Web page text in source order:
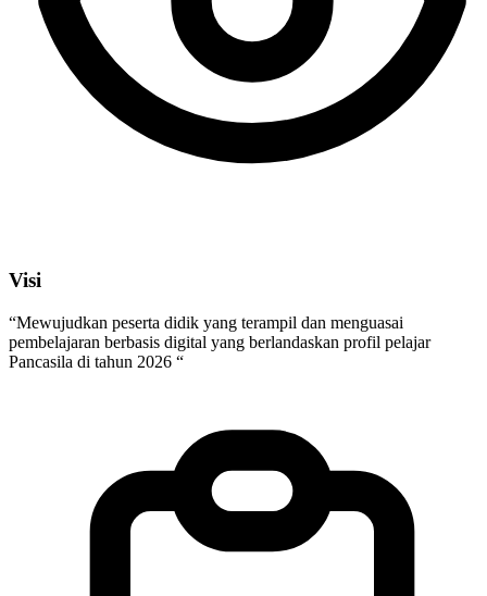
Visi
“Mewujudkan peserta didik yang terampil dan menguasai
pembelajaran berbasis digital yang berlandaskan profil pelajar
Pancasila di tahun 2026 “